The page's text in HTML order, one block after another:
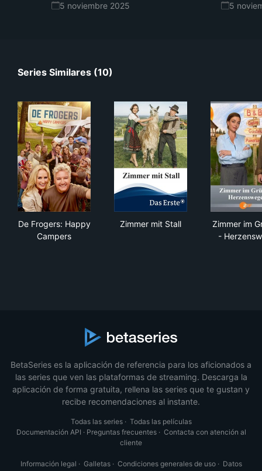
5 noviembre 2025
5
Series Similares (10)
De Frogers: Happy
Campers
Zimmer mit Stall
Zimmer im
-
BetaSeries es la aplicación de referencia para los aficionados a
las series que ven las plataformas de streaming. Descarga la
aplicación de forma gratuita, rellena las series que te gustan y
recibe recomendaciones al instante.
Todas las series· Todas las películas
Documentación API · Preguntas frecuentes· Contacta con atención al
cliente
Información legal · Galletas· Condiciones generales de uso· Datos